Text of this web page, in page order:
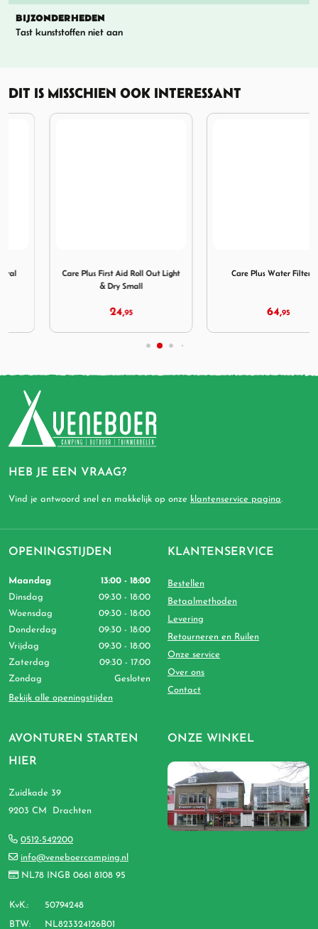
BIJZONDERHEDEN
Tast kunststoffen niet aan
DIT IS MISSCHIEN OOK INTERESSANT
Care Plus First Aid Roll Out Light
& Dry Small
Care Plus Water Filter Evo
HEB JE EEN VRAAG?
Vind je antwoord snel en makkelijk op onze klantenservice pagina.
AVONTUREN STARTEN
HIER
Zuidkade 39
9203 CM Drachten
0512-542200
info@veneboercamping.nl
NL78 INGB 0661 8108 95
KvK.: 50794248
BTW: NL823324126B01
OPENINGSTIJDEN
Maandag
13:00 - 18:00
Dinsdag
09:30 - 18:00
Woensdag
09:30 - 18:00
Donderdag
09:30 - 18:00
Vrijdag
09:30 - 18:00
Zaterdag
09:30 - 17:00
Zondag
Gesloten
Bekijk alle openingstijden
KLANTENSERVICE
Bestellen
Betaalmethoden
Levering
Retourneren en Ruilen
Onze service
Over ons
Contact
ONZE WINKEL